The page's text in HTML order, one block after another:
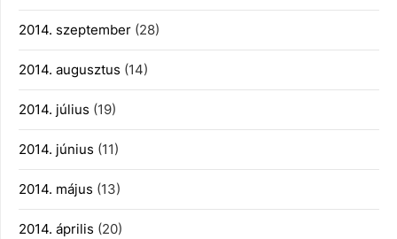
2014. szeptember (28)
2014. augusztus (14)
2014. július (19)
2014. június (11)
2014. május (13)
2014. április (20)